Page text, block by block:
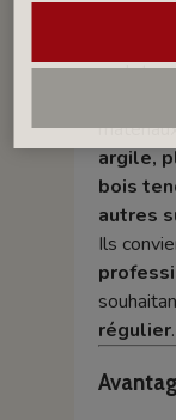
les
Ces
argile,
bois
autres
Ils
régulier.